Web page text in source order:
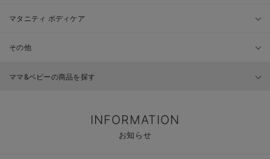
マタニティ ボディケア
その他
ママ&ベビーの商品を探す
INFORMATION
お知らせ